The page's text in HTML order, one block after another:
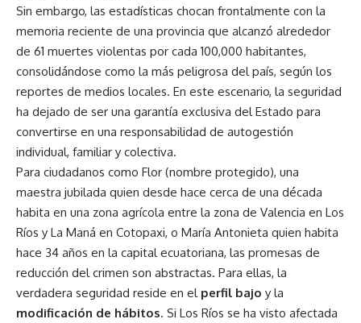
Sin embargo, las estadísticas chocan frontalmente con la
memoria reciente de una provincia que alcanzó alrededor
de 61 muertes violentas por cada 100,000 habitantes,
consolidándose como la más peligrosa del país, según los
reportes de medios locales. En este escenario, la seguridad
ha dejado de ser una garantía exclusiva del Estado para
convertirse en una responsabilidad de autogestión
individual, familiar y colectiva.
Para ciudadanos como Flor (nombre protegido), una
maestra jubilada quien desde hace cerca de una década
habita en una zona agrícola entre la zona de Valencia en Los
Ríos y La Maná en Cotopaxi, o María Antonieta quien habita
hace 34 años en la capital ecuatoriana, las promesas de
reducción del crimen son abstractas. Para ellas, la
verdadera seguridad reside en el perfil bajo y la
modificación de hábitos. Si Los Ríos se ha visto afectada